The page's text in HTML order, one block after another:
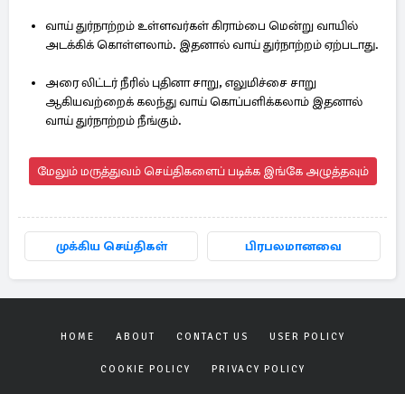
வாய் துர்நாற்றம் உள்ளவர்கள் கிராம்பை மென்று வாயில்
அடக்கிக் கொள்ளலாம். இதனால் வாய் துர்நாற்றம் ஏற்படாது.
அரை லிட்டர் நீரில் புதினா சாறு, எலுமிச்சை சாறு
ஆகியவற்றைக் கலந்து வாய் கொப்பளிக்கலாம் இதனால்
வாய் துர்நாற்றம் நீங்கும்.
மேலும் மருத்துவம் செய்திகளைப் படிக்க இங்கே அழுத்தவும்
முக்கிய செய்திகள் பிரபலமானவை
HOME ABOUT CONTACT US USER POLICY
COOKIE POLICY PRIVACY POLICY